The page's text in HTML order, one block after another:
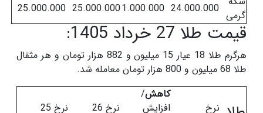
گرمی 24.000.000
1.000.000
25.000.000
25.000.000
قیمت طلا 27 خرداد 1405:
هرگرم طلا 18 عیار 15 میلیون و 882 هزار تومان و هر مثقال
طلا 68 میلیون و 800 هزار تومان معامله شد.
نرخ
کاهش/
افزایش
نرخ 26
نرخ 25